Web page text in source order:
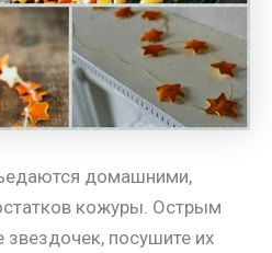
домашними,
кожуры. Острым
посушите их